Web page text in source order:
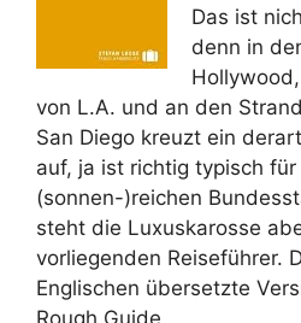
Das ist
denn in
von L.A. und an den
San Diego kreuzt ein
auf, ja ist richtig typisch für
(sonnen-)reichen
steht die Luxuskarosse
vorliegenden Reiseführer.
Englischen übersetzte
Rough Guide